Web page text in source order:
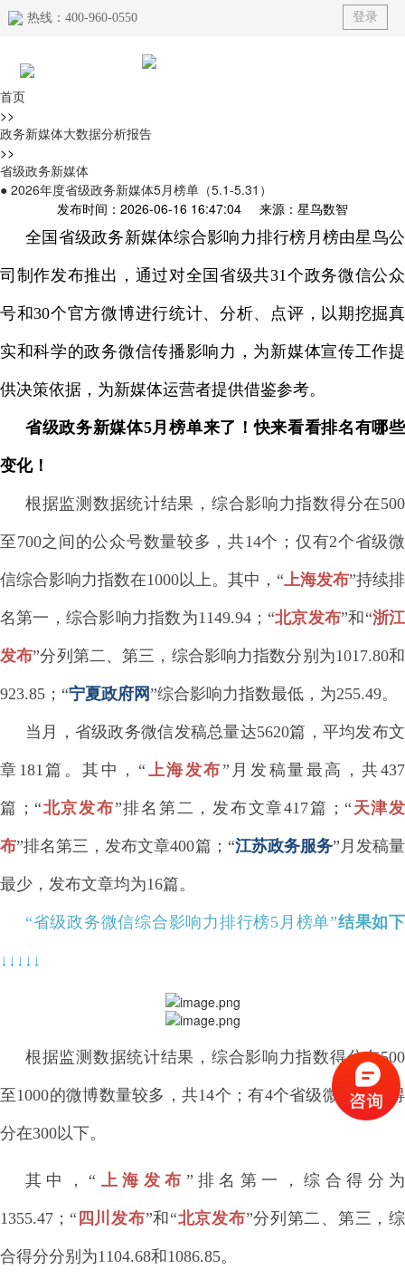
热线：400-960-0550 登录
榜单
解决方案
关于我们
首页
>>
政务新媒体大数据分析报告
>>
省级政务新媒体
● 2026年度省级政务新媒体5月榜单（5.1-5.31）
发布时间：2026-06-16 16:47:04 来源：星鸟数智
全国省级政务新媒体综合影响力排行榜月榜由星鸟公
司制作发布推出，通过对全国省级共31个政务微信公众
号和30个官方微博进行统计、分析、点评，以期挖掘真
实和科学的政务微信传播影响力，为新媒体宣传工作提
供决策依据，为新媒体运营者提供借鉴参考。
省级政务新媒体5月榜单来了！快来看看排名有哪些
变化！
根据监测数据统计结果，综合影响力指数得分在500
至700之间的公众号数量较多，共14个；仅有2个省级微
信综合影响力指数在1000以上。其中，“上海发布”持续排
名第一，综合影响力指数为1149.94；“北京发布”和“浙江
发布”分列第二、第三，综合影响力指数分别为1017.80和
923.85；“宁夏政府网”综合影响力指数最低，为255.49。
当月，省级政务微信发稿总量达5620篇，平均发布文
章181篇。其中，“上海发布”月发稿量最高，共437
篇； “北京发布”排名第二，发布文章417篇；“天津发
布”排名第三，发布文章400篇 ； “江苏政务服务” 月发稿量
最少，发布文章均为16篇。
“省级政务微信综合影响力排行榜5月榜单”结果如下
↓↓ ↓ ↓↓
根据监测数据统计结果，综合影响力指数得分在500
至1000的微博数量较多，共14个；有4个省级微博综合得
分在300以下。
其中，“ 上海 发布 ”排名第一，综合得分为
1355.47； “ 四川发布”和“北京发布”分列第二、第三，综
合得分分别为1104.68和1086.85。